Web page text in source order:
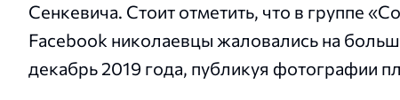
Сенкевича. Стоит отметить, что в группе
Facebook николаевцы жаловались на
декабрь 2019 года, публикуя фотографии